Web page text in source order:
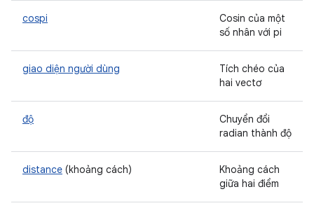
cospi
Cosin của một
số nhân với pi
giao diện người dùng
Tích chéo của
hai vectơ
độ
Chuyển đổi
radian thành độ
distance (khoảng cách)
Khoảng cách
giữa hai điểm